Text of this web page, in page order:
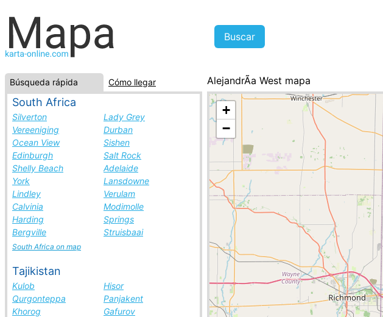
Búsqueda rápida Cómo llegar
South Africa
Silverton
Lady Grey
Vereeniging
Durban
Ocean View
Sishen
Edinburgh
Salt Rock
Shelly Beach
Adelaide
York
Lansdowne
Lindley
Verulam
Calvinia
Modimolle
Harding
Springs
Bergville
Struisbaai
South Africa on map
Tajikistan
Kulob
Hisor
Qurgonteppa
Panjakent
Khorog
Gafurov
AlejandrÃ­a West mapa
Estados Unidos, la lista de ciudades
+
−